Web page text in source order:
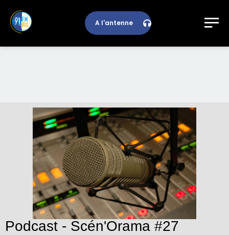
A l'antenne
Podcast - Scén'Orama #27